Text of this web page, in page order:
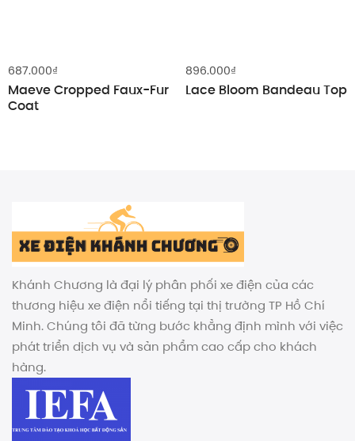
687.000₫
Maeve Cropped Faux-Fur
Coat
896.000₫
Lace Bloom Bandeau Top
Khánh Chương là đại lý phân phối xe điện của các
thương hiệu xe điện nổi tiếng tại thị trường TP Hồ Chí
Minh. Chúng tôi đã từng bước khẳng định mình với việc
phát triển dịch vụ và sản phẩm cao cấp cho khách
hàng.